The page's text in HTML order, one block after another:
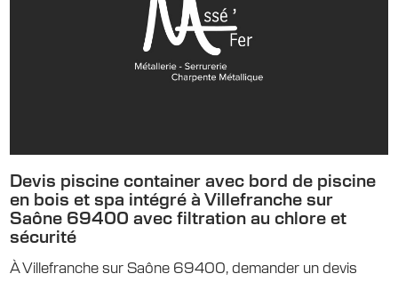
Devis piscine container avec bord de piscine
en bois et spa intégré à Villefranche sur
Saône 69400 avec filtration au chlore et
sécurité
À Villefranche sur Saône 69400, demander un devis